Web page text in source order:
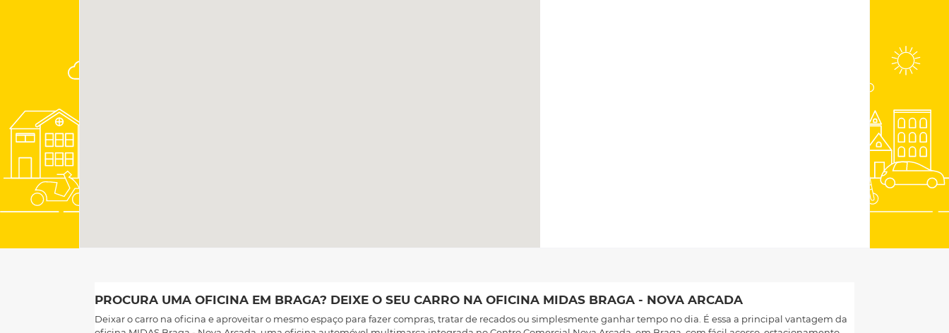
PROCURA UMA OFICINA EM BRAGA? DEIXE O SEU CARRO NA OFICINA MIDAS BRAGA - NOVA ARCADA
Deixar o carro na oficina e aproveitar o mesmo espaço para fazer compras, tratar de recados ou simplesmente ganhar tempo no dia. É essa a principal vantagem da